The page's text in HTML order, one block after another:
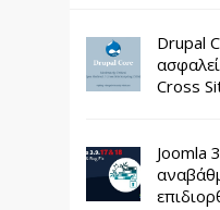
Drupal
Cross
Joomla